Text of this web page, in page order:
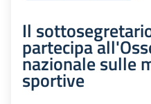
Il
partecipa
nazionale sulle
sportive